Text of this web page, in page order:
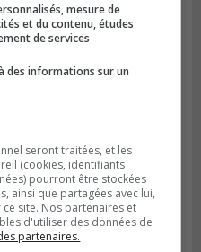
deux candidats
mesure de
et du contenu, études
de services
des informations sur un
seront traitées, et les
(cookies, identifiants
pourront être stockées
ainsi que partagées avec lui,
site. Nos partenaires et
d'utiliser des données de
partenaires.